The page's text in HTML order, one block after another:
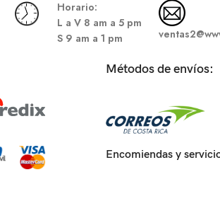
Horario:
L a V 8 am a 5 pm
S9 am a 1 pm
Métodos de envíos:
Encomiendas y